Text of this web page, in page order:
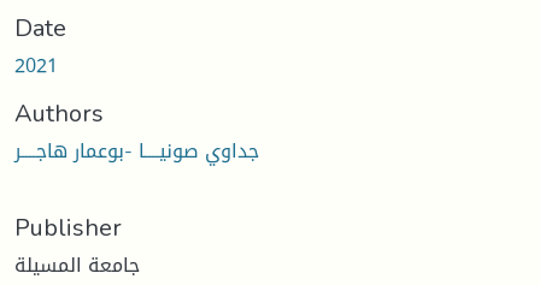
Date
2021
Authors
جداوي صونيــــا -بوعمار هاجــــر
Publisher
جامعة المسيلة